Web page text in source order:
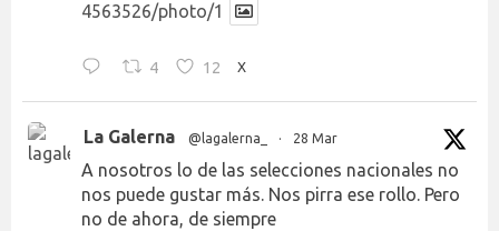
4563526/photo/1
4 12 X
La Galerna @lagalerna_ · 28 Mar
A nosotros lo de las selecciones nacionales no
nos puede gustar más. Nos pirra ese rollo. Pero
no de ahora, de siempre